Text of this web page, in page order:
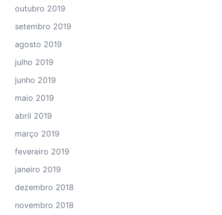
outubro 2019
setembro 2019
agosto 2019
julho 2019
junho 2019
maio 2019
abril 2019
março 2019
fevereiro 2019
janeiro 2019
dezembro 2018
novembro 2018